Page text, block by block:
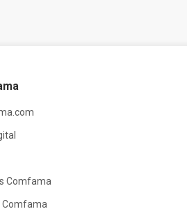
Comfama
Comfama